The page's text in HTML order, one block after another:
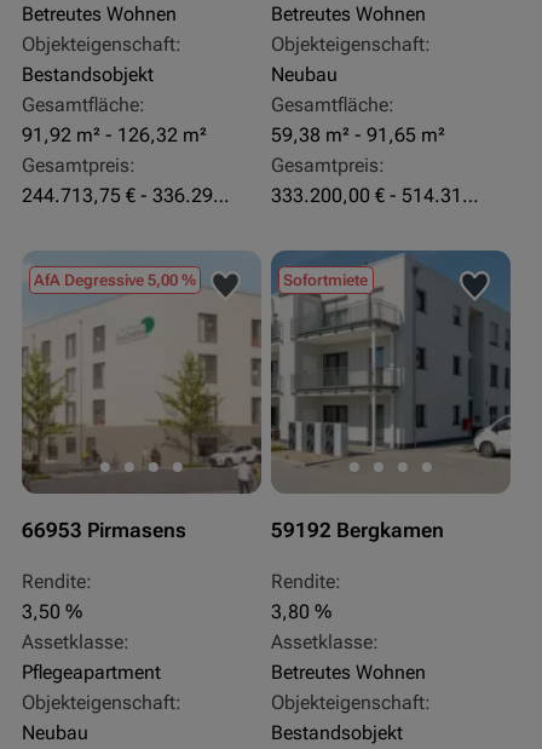
Betreutes Wohnen
Objekteigenschaft:
Bestandsobjekt
Gesamtfläche:
91,92 m² - 126,32 m²
Gesamtpreis:
244.713,75 € - 336.292 €
Betreutes Wohnen
Objekteigenschaft:
Neubau
Gesamtfläche:
59,38 m² - 91,65 m²
Gesamtpreis:
333.200,00 € - 514.310,00 €
AfA Degressive 5,00 %
66953 Pirmasens
Rendite:
3,50 %
Assetklasse:
Pflegeapartment
Objekteigenschaft:
Neubau
Sofortmiete
59192 Bergkamen
Rendite:
3,80 %
Assetklasse:
Betreutes Wohnen
Objekteigenschaft:
Bestandsobjekt